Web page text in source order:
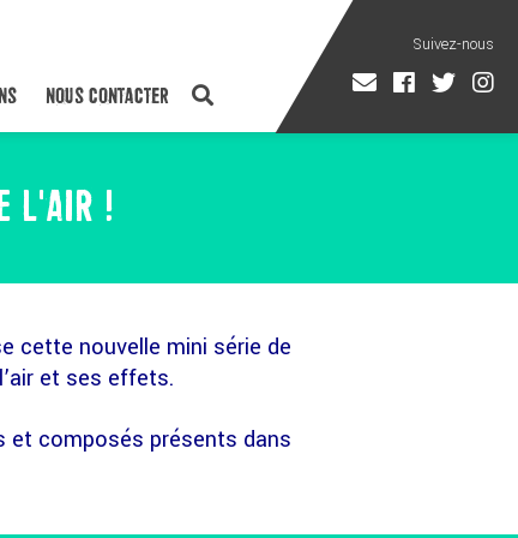
NOUS CONTACTER
L'AIR !
cette nouvelle mini série de
et ses effets.
et composés présents dans